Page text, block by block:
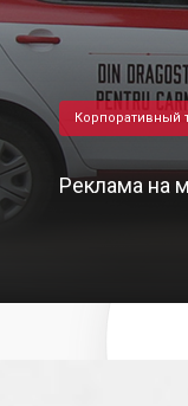
Корпоративный
Реклама на